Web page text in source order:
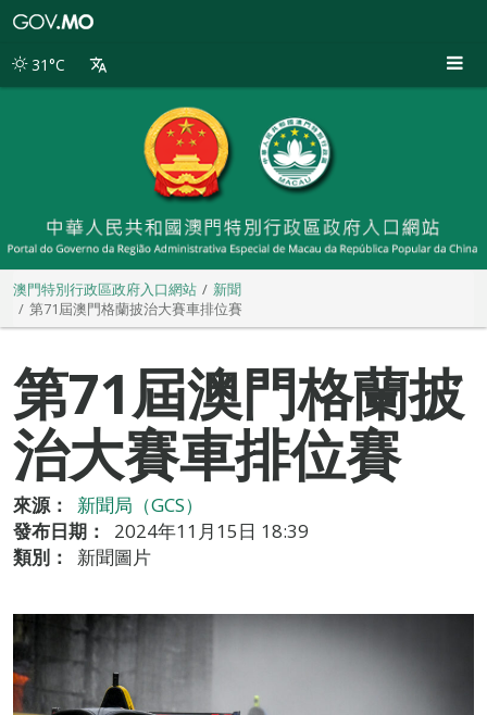
別
31°C
澳門特別行政區政府入口網站
新聞
第71屆澳門格蘭披治大賽車排位賽
第71屆澳門格蘭披
治大賽車排位賽
來源：
新聞局（GCS）
發布日期：
2024年11月15日 18:39
類別：
新聞圖片